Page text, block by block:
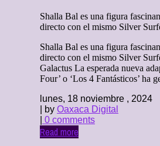
Shalla Bal es una figura
directo con el mismo Silver
Shalla Bal es una figura
directo con el mismo Silver
Galactus La esperada nueva
Four’ o ‘Los 4 Fantásticos’ ha
lunes, 18 noviembre , 2024
| by Oaxaca Digital
0 comments
Read more